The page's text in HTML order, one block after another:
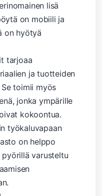
lisä
on mobiili ja
on hyötyä
tarjoaa
ja tuotteiden
toimii myös
jonka ympärille
kokoontua.
työkaluvapaan
on helppo
pyörillä varusteltu